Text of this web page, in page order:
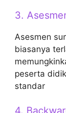
3.
Asesmen
biasanya
peserta
standar